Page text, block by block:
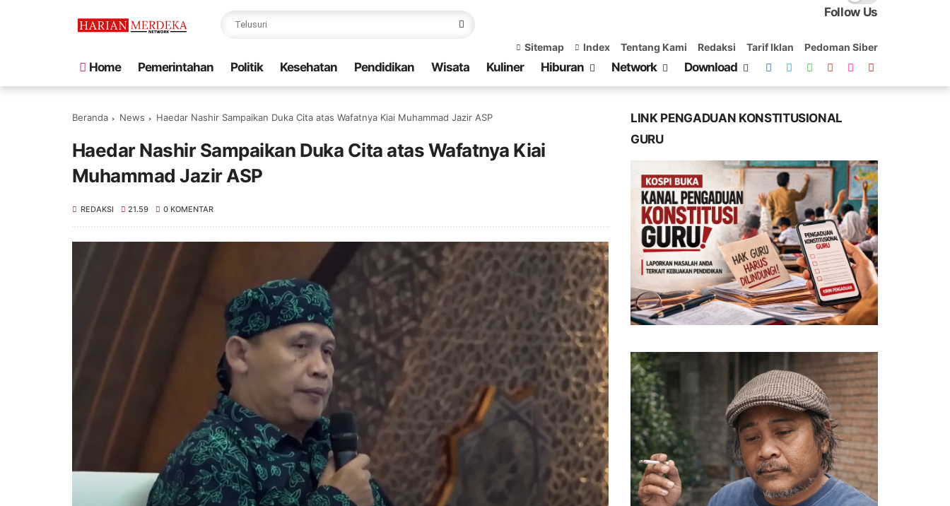
Follow Us
Sitemap Index Tentang Kami Redaksi Tarif Iklan Pedoman Siber
Home Pemerintahan Politik Kesehatan Pendidikan Wisata Kuliner Hiburan Network Download
Beranda News Haedar Nashir Sampaikan Duka Cita atas Wafatnya Kiai Muhammad Jazir ASP
Haedar Nashir Sampaikan Duka Cita atas Wafatnya Kiai
Muhammad Jazir ASP
REDAKSI 21.59 0 KOMENTAR
LINK PENGADUAN KONSTITUSIONAL
GURU